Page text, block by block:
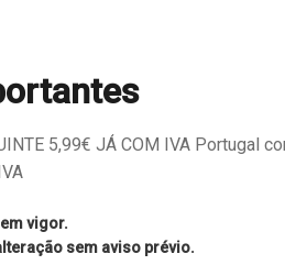
5,99€ JÁ COM IVA Portugal
vigor.
sem aviso prévio.